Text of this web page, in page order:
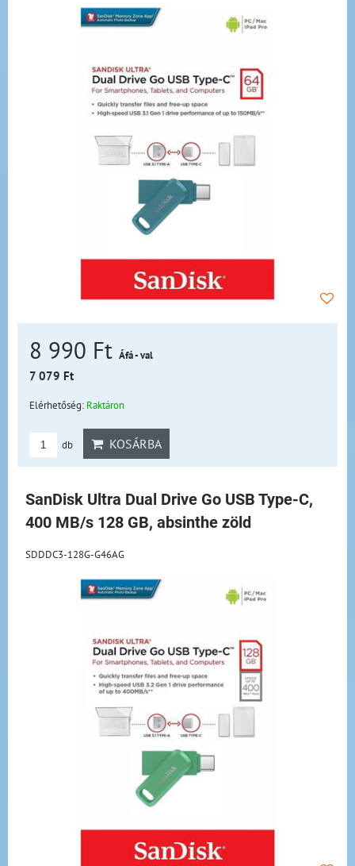
8 990 Ft Áfá - val
7 079 Ft
Elérhetőség: Raktáron
db KOSÁRBA
SanDisk Ultra Dual Drive Go USB Type-C,
400 MB/s 128 GB, absinthe zöld
SDDDC3-128G-G46AG